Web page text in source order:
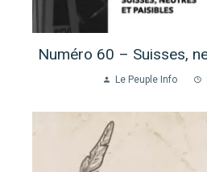
Numéro 60 – Suisses,
Le Peuple Info